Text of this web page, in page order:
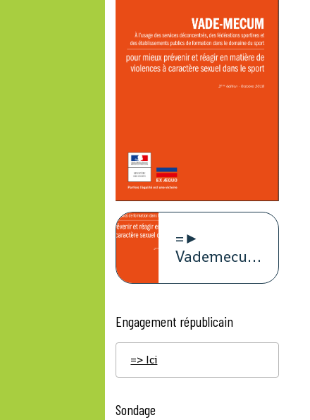
=►
Vademecum
Engagement républicain
=> Ici
Sondage